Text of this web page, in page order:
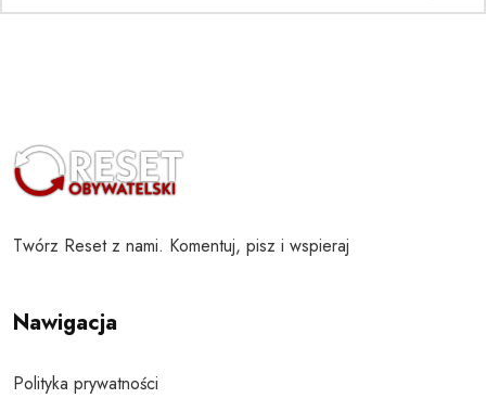
Twórz Reset z nami. Komentuj, pisz i wspieraj
Nawigacja
Polityka prywatności